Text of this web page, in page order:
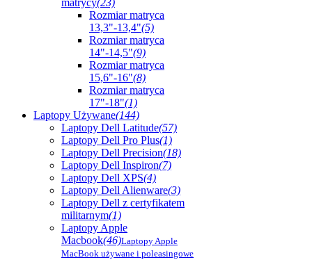
matrycy(23)
Rozmiar matryca
13,3"-13,4"(5)
Rozmiar matryca
14"-14,5"(9)
Rozmiar matryca
15,6"-16"(8)
Rozmiar matryca
17"-18"(1)
Laptopy Używane(144)
Laptopy Dell Latitude(57)
Laptopy Dell Pro Plus(1)
Laptopy Dell Precision(18)
Laptopy Dell Inspiron(7)
Laptopy Dell XPS(4)
Laptopy Dell Alienware(3)
Laptopy Dell z certyfikatem
militarnym(1)
Laptopy Apple
Macbook(46)Laptopy Apple
MacBook używane i poleasingowe